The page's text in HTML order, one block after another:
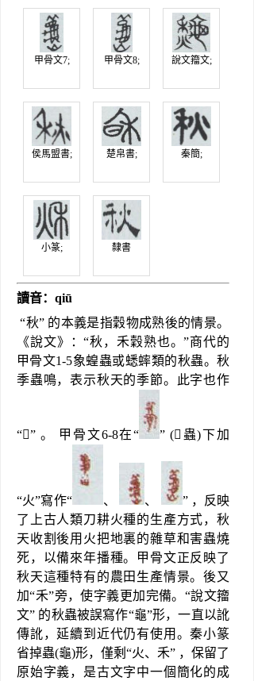
甲骨文7; 甲骨文8; 說文籀文;
侯馬盟書; 楚帛書; 秦簡;
小篆; 隸書
讀音：qiū
“秋” 的本義是指穀物成熟後的情景。
《說文》：“秋，禾穀熟也。”商代的
甲骨文1-5象蝗蟲或蟋蟀類的秋蟲。秋
季蟲鳴，表示秋天的季節。此字也作
“” 。 甲骨文6-8在“ ” (蟲)下加
“火”寫作“ 、 、
” ，反映
了上古人類刀耕火種的生產方式，秋
天收割後用火把地裏的雜草和害蟲燒
死，以備來年播種。甲骨文正反映了
秋天這種特有的農田生產情景。後又
加“禾”旁，使字義更加完備。“說文籀
文” 的秋蟲被誤寫作“龜”形，一直以訛
傳訛，延續到近代仍有使用。秦小篆
省掉蟲(龜)形，僅剩“火、禾” ，保留了
原始字義，是古文字中一個簡化的成